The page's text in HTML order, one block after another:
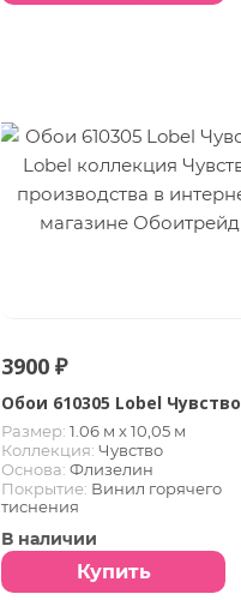
3900 ₽
Обои 610305 Lobel Чувство
Размер: 1.06 м х 10,05 м
Коллекция: Чувство
Основа: Флизелин
Покрытие: Винил горячего
тиснения
В наличии
Купить